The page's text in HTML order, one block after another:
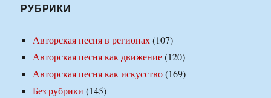
РУБРИКИ
Авторская песня в регионах(107)
Авторская песня как движение(120)
Авторская песня как искусство(169)
Без рубрики (145)